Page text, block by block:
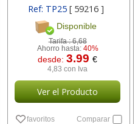
Ref: TP25 [ 59216 ]
Disponible
Tarifa :6,68
Ahorro hasta: 40%
desde:3.99€
4,83 con Iva
Ver el Producto
favoritos Comparar